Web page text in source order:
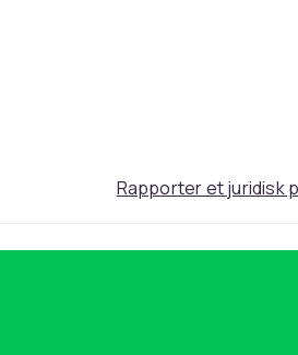
Rapporter et juridisk